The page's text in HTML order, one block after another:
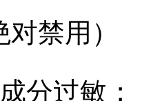
禁用）
分过敏；